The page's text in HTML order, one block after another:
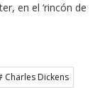
en el ‘rincón de
Charles Dickens